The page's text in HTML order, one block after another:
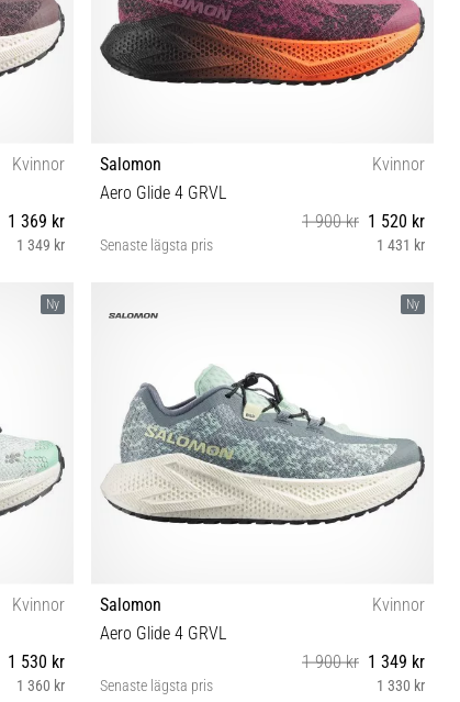
Kvinnor
1 369 kr
1 349 kr
Salomon
Kvinnor
Aero Glide 4 GRVL
1 900 kr 1 520 kr
Senaste lägsta pris 1 431 kr
Ny
Kvinnor
1 530 kr
1 360 kr
Ny
Salomon
Kvinnor
Aero Glide 4 GRVL
1 900 kr 1 349 kr
Senaste lägsta pris 1 330 kr